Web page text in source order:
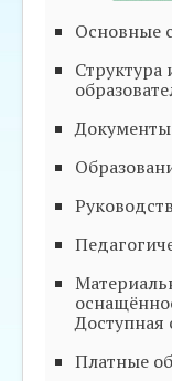
Основные
Структура
Документы
Доступная
Платные